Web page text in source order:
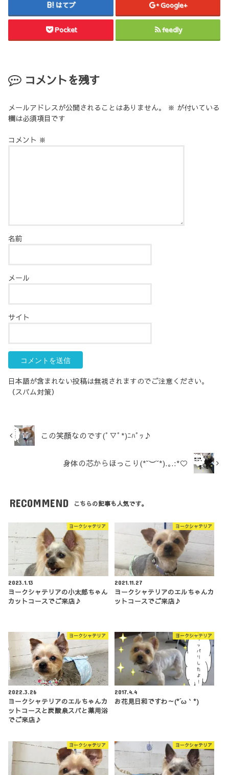
はてブ Google+
Pocket feedly
コメントを残す
メールアドレスが公開されることはありません。 ※ が付いている
欄は必須項目です
コメント ※
名前
メール
サイト
日本語が含まれない投稿は無視されますのでご注意ください。
（スパム対策）
この笑顔なのです(ﾟ▽ﾟ*)ﾆﾊﾟｯ♪
身体の芯からほっこり(*˘︶˘*).｡.:*♡
RECOMMEND こちらの記事も人気です。
ヨークシャテリア
2023.1.13
ヨークシャテリアの小太郎ちゃん
カットコースでご来店♪
ヨークシャテリア
2021.11.27
ヨークシャテリアのエルちゃんカ
ットコースでご来店♪
ヨークシャテリア
2022.3.26
ヨークシャテリアのエルちゃんカ
ットコースと炭酸泉スパと薬用浴
でご来店♪
ヨークシャテリア
2017.4.4
お花見日和ですわ～(*´ω｀*)
ヨークシャテリア ヨークシャテリア